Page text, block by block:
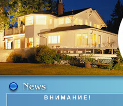
В Н И М А Н И Е !